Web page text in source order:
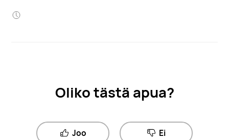
Oliko tästä apua?
Joo Ei